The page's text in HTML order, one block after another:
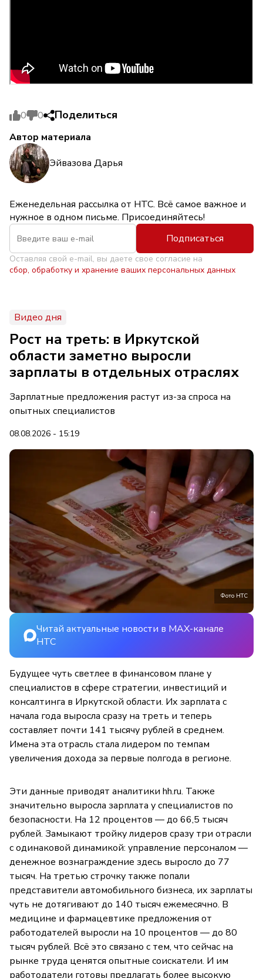
0 0 Поделиться
Автор материала
Эйвазова Дарья
Еженедельная рассылка от НТС. Всё самое важное и
нужное в одном письме. Присоединяйтесь!
Подписаться
Оставляя свой e-mail, вы даете свое согласие на
сбор, обработку и хранение ваших персональных данных
Видео дня
Рост на треть: в Иркутской
области заметно выросли
зарплаты в отдельных отраслях
Зарплатные предложения растут из-за спроса на
опытных специалистов
08.08.2026 - 15:19
Фото НТС
Читай актуальные новости в MAX-канале
НТС
Будущее чуть светлее в финансовом плане у
специалистов в сфере стратегии, инвестиций и
консалтинга в Иркутской области. Их зарплата с
начала года выросла сразу на треть и теперь
составляет почти 141 тысячу рублей в среднем.
Имена эта отрасль стала лидером по темпам
увеличения дохода за первые полгода в регионе.
Эти данные приводят аналитики hh.ru. Также
значительно выросла зарплата у специалистов по
безопасности. На 12 процентов — до 66,5 тысяч
рублей. Замыкают тройку лидеров сразу три отрасли
с одинаковой динамикой: управление персоналом —
денежное вознаграждение здесь выросло до 77
тысяч. На третью строчку также попали
представители автомобильного бизнеса, их зарплаты
чуть не дотягивают до 140 тысяч ежемесячно. В
медицине и фармацевтике предложения от
работодателей выросли на 10 процентов — до 80
тысяч рублей. Всё это связано с тем, что сейчас на
рынке труда ценятся опытные соискатели. И им
работодатели готовы предлагать более высокую